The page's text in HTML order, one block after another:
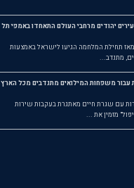
של הקיץ": 1,700 צעירים יהודים מרחבי העולם התאחדו באמפי תל
מאז תחילת המלחמה הגיעו לישראל באמצעות
עבור משפחות המילואים מתנדבים מכל הארץ
עם שגרת חיים מאתגרת בעקבות שירות
מזמין את ...